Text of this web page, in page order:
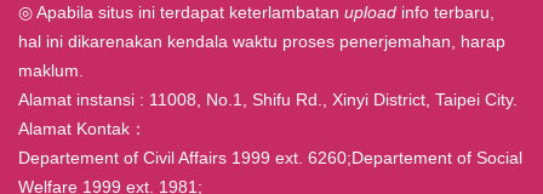
◎ Apabila situs ini terdapat keterlambatan upload info terbaru,
hal ini dikarenakan kendala waktu proses penerjemahan, harap
maklum.
Alamat instansi : 11008, No.1, Shifu Rd., Xinyi District, Taipei City.
Alamat Kontak：
Departement of Civil Affairs 1999 ext. 6260;Departement of Social
Welfare 1999 ext. 1981;